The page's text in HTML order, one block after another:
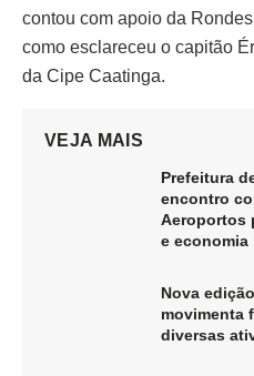
contou com apoio da
como esclareceu o capitão
da Cipe Caatinga.
VEJA MAIS
Prefeitura
encontro
Aeroportos
e economia
Nova
movimenta
diversas